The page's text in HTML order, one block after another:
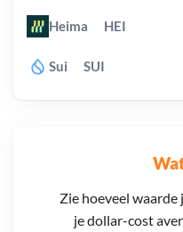
Zie hoeveel waarde
je dollar-cost
Heima HEI
Sui SUI